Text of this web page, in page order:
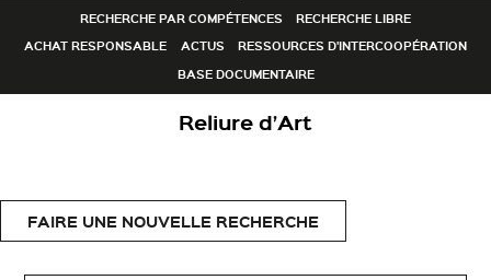
RECHERCHE PAR COMPÉTENCES
RECHERCHE LIBRE
ACHAT RESPONSABLE
ACTUS
RESSOURCES D'INTERCOOPÉRATION
BASE DOCUMENTAIRE
Reliure d’Art
FAIRE UNE NOUVELLE RECHERCHE